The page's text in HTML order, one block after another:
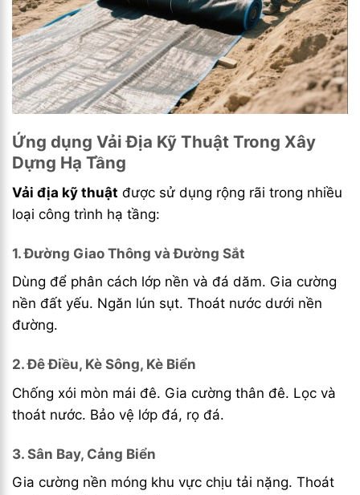
Ứng dụng Vải Địa Kỹ Thuật Trong Xây
Dựng Hạ Tầng
Vải địa kỹ thuật được sử dụng rộng rãi trong nhiều
loại công trình hạ tầng:
1. Đường Giao Thông và Đường Sắt
Dùng để phân cách lớp nền và đá dăm. Gia cường
nền đất yếu. Ngăn lún sụt. Thoát nước dưới nền
đường.
2. Đê Điều, Kè Sông, Kè Biển
Chống xói mòn mái đê. Gia cường thân đê. Lọc và
thoát nước. Bảo vệ lớp đá, rọ đá.
3. Sân Bay, Cảng Biển
Gia cường nền móng khu vực chịu tải nặng. Thoát